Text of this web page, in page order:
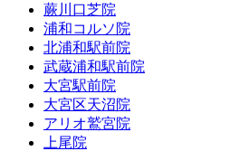
蕨川口芝院
浦和コルソ院
北浦和駅前院
武蔵浦和駅前院
大宮駅前院
大宮区天沼院
アリオ鷲宮院
上尾院